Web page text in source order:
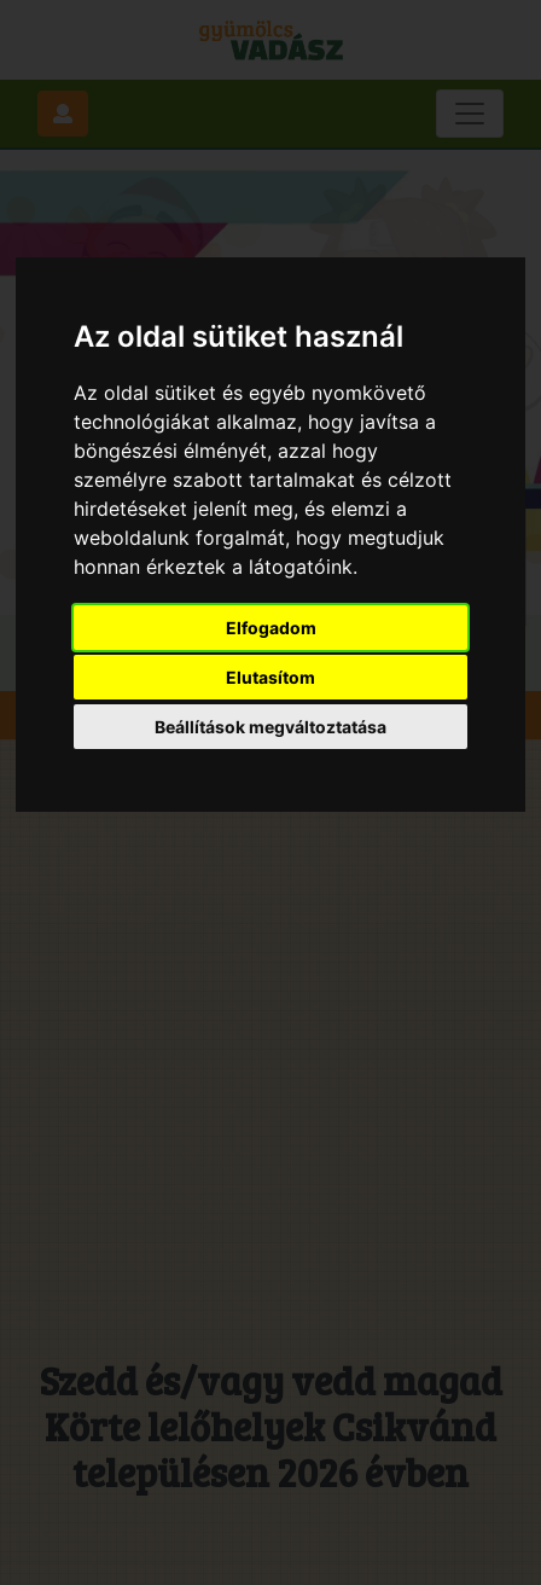
Az oldal sütiket használ
Az oldal sütiket és egyéb nyomkövető
technológiákat alkalmaz, hogy javítsa a
böngészési élményét, azzal hogy
személyre szabott tartalmakat és célzott
hirdetéseket jelenít meg, és elemzi a
weboldalunk forgalmát, hogy megtudjuk
honnan érkeztek a látogatóink.
Elfogadom
Elutasítom
Beállítások megváltoztatása
Szedd magad Körte Csikvánd
Szedd és/vagy vedd magad
Körte lelőhelyek Csikvánd
településen 2026 évben